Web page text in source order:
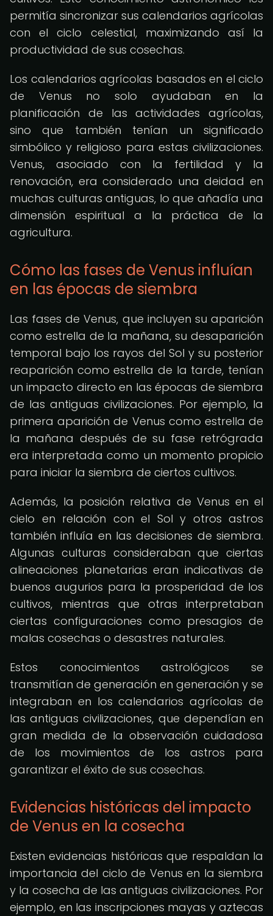
permitía sincronizar sus calendarios agrícolas
con el ciclo celestial, maximizando así la
productividad de sus cosechas.
Los calendarios agrícolas basados en el ciclo
de Venus no solo ayudaban en la
planificación de las actividades agrícolas,
sino que también tenían un significado
simbólico y religioso para estas civilizaciones.
Venus, asociado con la fertilidad y la
renovación, era considerado una deidad en
muchas culturas antiguas, lo que añadía una
dimensión espiritual a la práctica de la
agricultura.
Cómo las fases de Venus influían
en las épocas de siembra
Las fases de Venus, que incluyen su aparición
como estrella de la mañana, su desaparición
temporal bajo los rayos del Sol y su posterior
reaparición como estrella de la tarde, tenían
un impacto directo en las épocas de siembra
de las antiguas civilizaciones. Por ejemplo, la
primera aparición de Venus como estrella de
la mañana después de su fase retrógrada
era interpretada como un momento propicio
para iniciar la siembra de ciertos cultivos.
Además, la posición relativa de Venus en el
cielo en relación con el Sol y otros astros
también influía en las decisiones de siembra.
Algunas culturas consideraban que ciertas
alineaciones planetarias eran indicativas de
buenos augurios para la prosperidad de los
cultivos, mientras que otras interpretaban
ciertas configuraciones como presagios de
malas cosechas o desastres naturales.
Estos conocimientos astrológicos se
transmitían de generación en generación y se
integraban en los calendarios agrícolas de
las antiguas civilizaciones, que dependían en
gran medida de la observación cuidadosa
de los movimientos de los astros para
garantizar el éxito de sus cosechas.
Evidencias históricas del impacto
de Venus en la cosecha
Existen evidencias históricas que respaldan la
importancia del ciclo de Venus en la siembra
y la cosecha de las antiguas civilizaciones. Por
ejemplo, en las inscripciones mayas y aztecas